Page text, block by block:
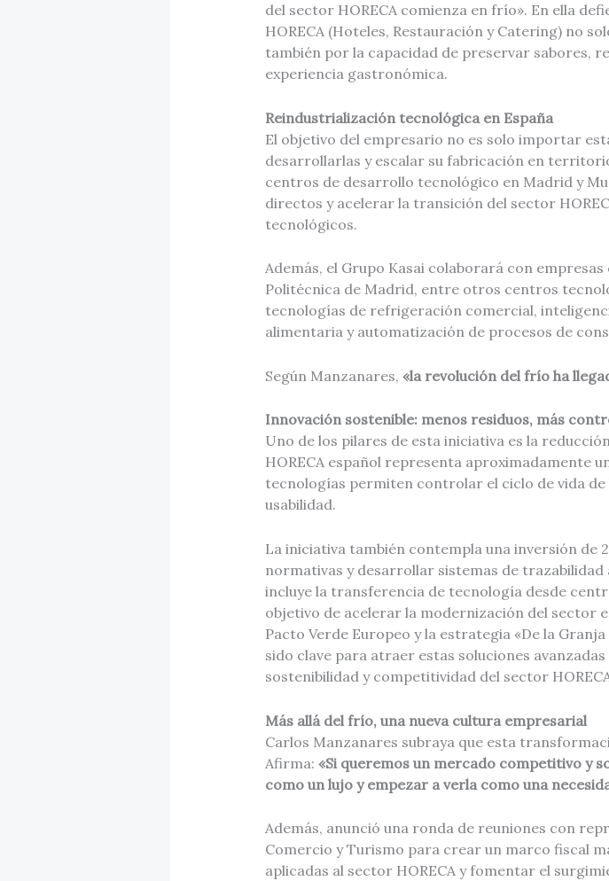
del sector HORECA comienza en frío». En ella
HORECA (Hoteles, Restauración y Catering) no
también por la capacidad de preservar sabores,
experiencia gastronómica.
Reindustrialización tecnológica en España
El objetivo del empresario no es solo importar
desarrollarlas y escalar su fabricación en
centros de desarrollo tecnológico en Madrid y
directos y acelerar la transición del sector
tecnológicos.
Además, el Grupo Kasai colaborará con
Politécnica de Madrid, entre otros centros
tecnologías de refrigeración comercial,
alimentaria y automatización de procesos de
Según Manzanares, «la revolución del frío ha
Innovación sostenible: menos residuos, más
Uno de los pilares de esta iniciativa es la
HORECA español representa aproximadamente
tecnologías permiten controlar el ciclo de vida
usabilidad.
La iniciativa también contempla una inversión de
normativas y desarrollar sistemas de
incluye la transferencia de tecnología desde
objetivo de acelerar la modernización del sector
Pacto Verde Europeo y la estrategia «De la
sido clave para atraer estas soluciones
sostenibilidad y competitividad del sector
Más allá del frío, una nueva cultura empresarial
Carlos Manzanares subraya que esta
Afirma: «Si queremos un mercado competitivo y
como un lujo y empezar a verla como una
Además, anunció una ronda de reuniones con
Comercio y Turismo para crear un marco fiscal
aplicadas al sector HORECA y fomentar el